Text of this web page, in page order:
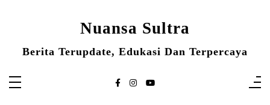
Nuansa Sultra
Berita Terupdate, Edukasi Dan Terpercaya